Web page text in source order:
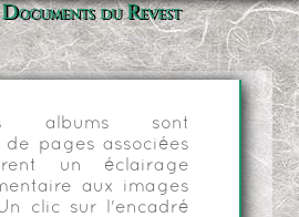
du Revest
albums sont
de pages associées
un éclairage
aux images
clic sur l'encadré